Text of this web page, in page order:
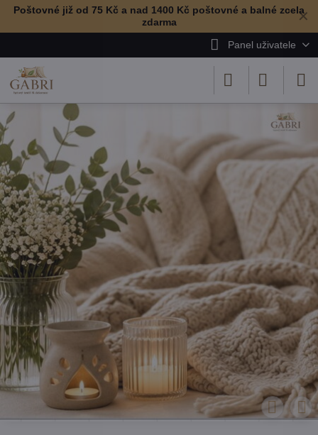
✕
Poštovné již od 75 Kč a nad 1400 Kč poštovné a balné zcela
zdarma
Panel uživatele